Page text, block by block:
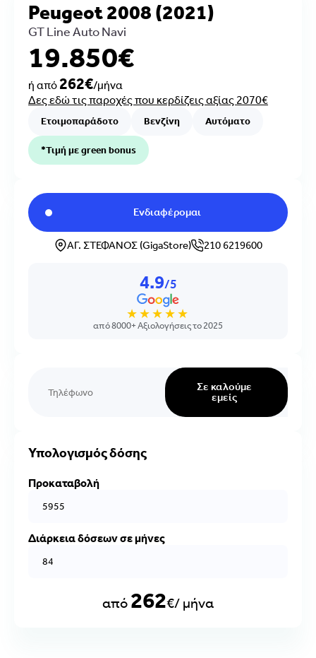
Peugeot 2008 (2021)
GT Line Auto Navi
19.850€
ή από262€/μήνα
Δες εδώ τις παροχές που κερδίζεις αξίας 2070€
Ετοιμοπαράδοτο Βενζίνη Αυτόματο
*Τιμή με green bonus
Ενδιαφέρομαι
ΑΓ. ΣΤΕΦΑΝΟΣ (GigaStore) 210 6219600
4.9/5
★★★★★
από 8000+ Αξιολογήσεις το 2025
Σε καλούμε
εμείς
Υπολογισμός δόσης
Προκαταβολή
Διάρκεια δόσεων σε μήνες
από 262€/ μήνα